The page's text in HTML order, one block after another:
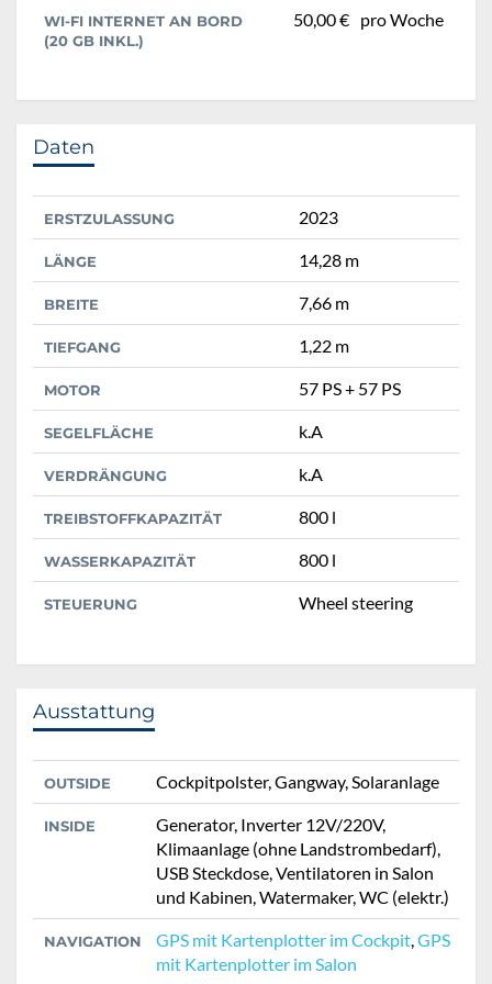
WI-FI INTERNET AN BORD
(20 GB INKL.)
50,00 € pro Woche
Daten
ERSTZULASSUNG 2023
LÄNGE 14,28 m
BREITE 7,66 m
TIEFGANG 1,22 m
MOTOR 57 PS + 57 PS
SEGELFLÄCHE k.A
VERDRÄNGUNG k.A
TREIBSTOFFKAPAZITÄT 800 l
WASSERKAPAZITÄT 800 l
STEUERUNG Wheel steering
Ausstattung
OUTSIDE Cockpitpolster, Gangway, Solaranlage
INSIDE
Generator, Inverter 12V/220V,
Klimaanlage (ohne Landstrombedarf),
USB Steckdose, Ventilatoren in Salon
und Kabinen, Watermaker, WC (elektr.)
NAVIGATION GPS mit Kartenplotter im Cockpit,GPS
mit Kartenplotter im Salon